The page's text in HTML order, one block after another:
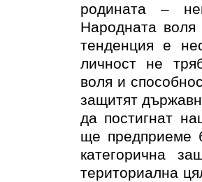
родината –
Народната
тенденция е
личност не
воля и
защитят
да постигнат
ще предприеме
категорична
териториална